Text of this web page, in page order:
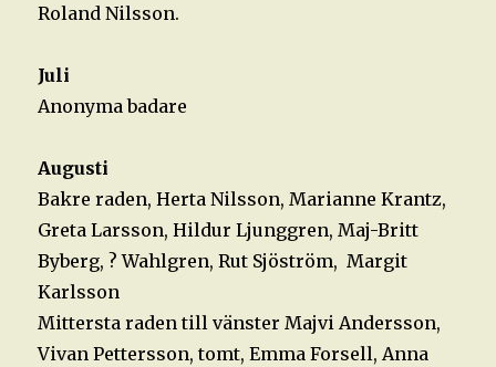
Roland Nilsson.
Juli
Anonyma badare
Augusti
Bakre raden, Herta Nilsson, Marianne Krantz,
Greta Larsson, Hildur Ljunggren, Maj-Britt
Byberg, ? Wahlgren, Rut Sjöström, Margit
Karlsson
Mittersta raden till vänster Majvi Andersson,
Vivan Pettersson, tomt, Emma Forsell, Anna